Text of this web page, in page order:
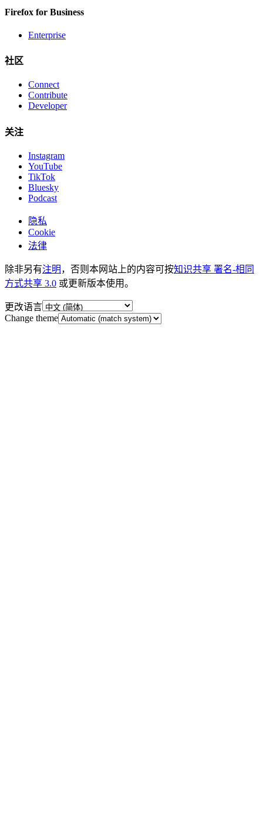
Firefox for Business
Enterprise
社区
Connect
Contribute
Developer
关注
Instagram
YouTube
TikTok
Bluesky
Podcast
隐私
Cookie
法律
除非另有注明 ，否则本网站上的内容可按知识共享 署名-相同
方式共享 3.0 或更新版本使用。
更改语言
Change theme